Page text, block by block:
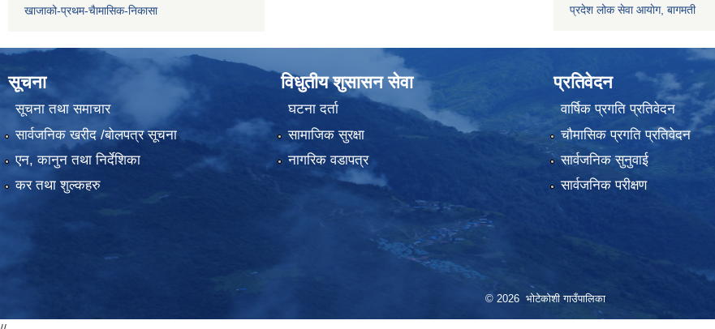
खाजाको-प्रथम-चैामासिक-निकासा
प्रदेश लोक सेवा आयाेग, बागमती
सूचना
सूचना तथा समाचार
सार्वजनिक खरीद /बोलपत्र सूचना
एन, कानुन तथा निर्देशिका
कर तथा शुल्कहरु
विधुतीय शुसासन सेवा
घटना दर्ता
सामाजिक सुरक्षा
नागरिक वडापत्र
प्रतिवेदन
वार्षिक प्रगति प्रतिवेदन
चौमासिक प्रगति प्रतिवेदन
सार्वजनिक सुनुवाई
सार्वजनिक परीक्षण
© 2026 भोटेकोशी गाउँपालिका